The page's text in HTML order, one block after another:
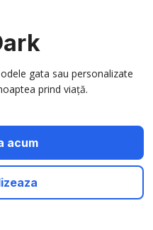
gata sau personalizate
prind viață.
acum